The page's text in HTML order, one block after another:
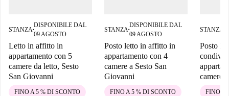
STANZA ■
DISPONIBILE DAL
09 AGOSTO
Letto in affitto in
appartamento con 5
camere da letto, Sesto
San Giovanni
FINO A 5 % DI SCONTO
STANZA ■
DISPONIBILE DAL
09 AGOSTO
Posto letto in affitto in
appartamento con 4
camere a Sesto San
Giovanni
FINO A 5 % DI SCONTO
STANZA
Posto
camere
FINO A